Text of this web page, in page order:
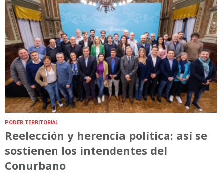
PODER TERRITORIAL
Reelección y herencia política: así se
sostienen los intendentes del
Conurbano